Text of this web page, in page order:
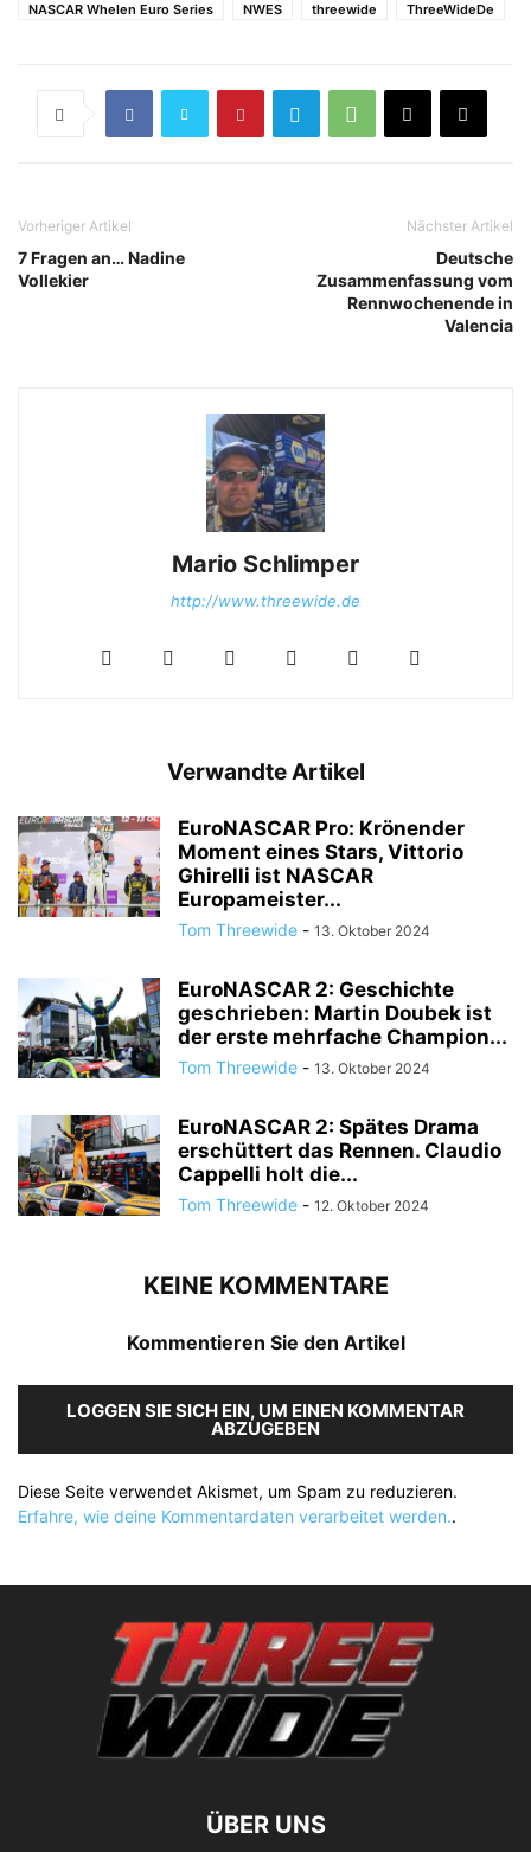
NASCAR Whelen Euro Series
NWES threewide ThreeWideDe
Vorheriger Artikel
7 Fragen an… Nadine
Vollekier
Nächster Artikel
Deutsche
Zusammenfassung vom
Rennwochenende in
Valencia
Mario Schlimper
http://www.threewide.de
Verwandte Artikel
EuroNASCAR Pro: Krönender
Moment eines Stars, Vittorio
Ghirelli ist NASCAR
Europameister...
Tom Threewide - 13. Oktober 2024
EuroNASCAR 2: Geschichte
geschrieben: Martin Doubek ist
der erste mehrfache Champion...
Tom Threewide - 13. Oktober 2024
EuroNASCAR 2: Spätes Drama
erschüttert das Rennen. Claudio
Cappelli holt die...
Tom Threewide - 12. Oktober 2024
KEINE KOMMENTARE
Kommentieren Sie den Artikel
LOGGEN SIE SICH EIN, UM EINEN KOMMENTAR
ABZUGEBEN
Diese Seite verwendet Akismet, um Spam zu reduzieren.
Erfahre, wie deine Kommentardaten verarbeitet werden..
ÜBER UNS